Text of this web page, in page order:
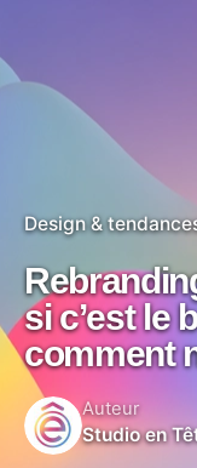
Design &
si c’est le
comment
Auteur
Studio en